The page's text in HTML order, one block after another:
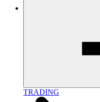
TRADING